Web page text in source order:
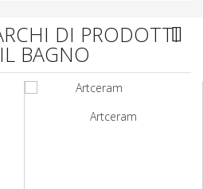
DI PRODOTTI
BAGNO
Artceram